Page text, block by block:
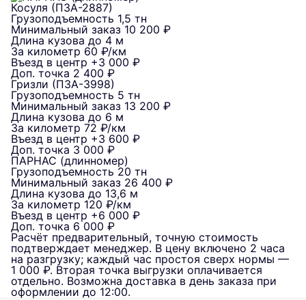
Косуля (ПЗА-2887)
Грузоподъемность 1,5 тн
Минимальный заказ 10 200 ₽
Длина кузова до 4 м
За километр 60 ₽/км
Въезд в центр +3 000 ₽
Доп. точка 2 400 ₽
Гризли (ПЗА-3998)
Грузоподъемность 5 тн
Минимальный заказ 13 200 ₽
Длина кузова до 6 м
За километр 72 ₽/км
Въезд в центр +3 600 ₽
Доп. точка 3 000 ₽
ПАРНАС (длинномер)
Грузоподъемность 20 тн
Минимальный заказ 26 400 ₽
Длина кузова до 13,6 м
За километр 120 ₽/км
Въезд в центр +6 000 ₽
Доп. точка 6 000 ₽
Расчёт предварительный, точную стоимость
подтверждает менеджер. В цену включено 2 часа
на разгрузку; каждый час простоя сверх нормы —
1 000 ₽. Вторая точка выгрузки оплачивается
отдельно. Возможна доставка в день заказа при
оформлении до 12:00.